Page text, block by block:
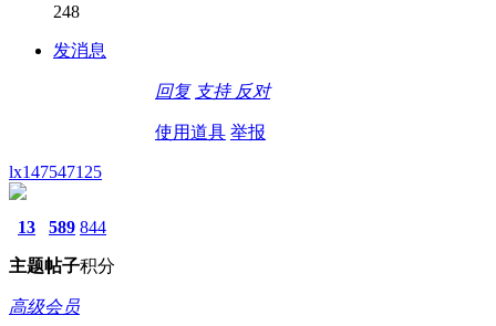
248
发消息
回复 支持 反对
使用道具 举报
lx147547125
13
主题
589
帖子
844
积分
高级会员